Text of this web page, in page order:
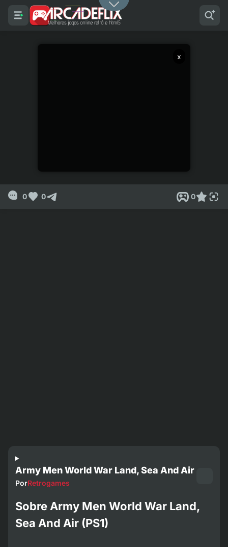
x
0 0 0
Army Men World War Land, Sea And Air
PorRetrogames
Sobre Army Men World War Land,
Sea And Air (PS1)